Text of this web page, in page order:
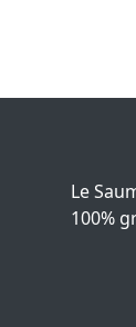
Le
100%